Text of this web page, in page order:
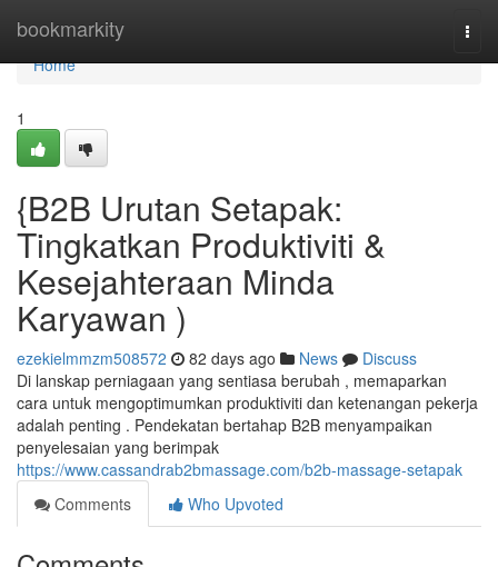
bookmarkity
Home
Home
1
{B2B Urutan Setapak:
Tingkatkan Produktiviti &
Kesejahteraan Minda
Karyawan )
ezekielmmzm508572 82 days ago News
Discuss
Di lanskap perniagaan yang sentiasa berubah , memaparkan
cara untuk mengoptimumkan produktiviti dan ketenangan pekerja
adalah penting . Pendekatan bertahap B2B menyampaikan
penyelesaian yang berimpak
https://www.cassandrab2bmassage.com/b2b-massage-setapak
Comments
Who Upvoted